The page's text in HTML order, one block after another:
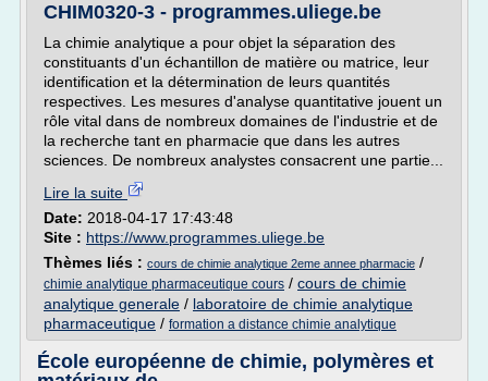
CHIM0320-3 - programmes.uliege.be
La chimie analytique a pour objet la séparation des
constituants d'un échantillon de matière ou matrice, leur
identification et la détermination de leurs quantités
respectives. Les mesures d'analyse quantitative jouent un
rôle vital dans de nombreux domaines de l'industrie et de
la recherche tant en pharmacie que dans les autres
sciences. De nombreux analystes consacrent une partie...
Lire la suite
Date: 2018-04-17 17:43:48
Site : https://www.programmes.uliege.be
Thèmes liés : cours de chimie analytique 2eme annee pharmacie /
chimie analytique pharmaceutique cours / cours de chimie
analytique generale / laboratoire de chimie analytique
pharmaceutique / formation a distance chimie analytique
École européenne de chimie, polymères et